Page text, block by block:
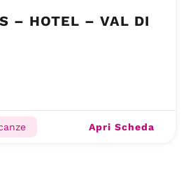
– HOTEL – VAL DI
Apri Scheda